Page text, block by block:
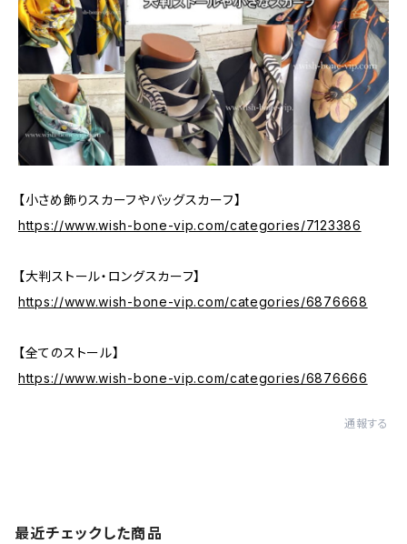
【小さめ飾りスカーフやバッグスカーフ】
https://www.wish-bone-vip.com/categories/7123386
【大判ストール・ロングスカーフ】
https://www.wish-bone-vip.com/categories/6876668
【全てのストール】
https://www.wish-bone-vip.com/categories/6876666
通報する
最近チェックした商品